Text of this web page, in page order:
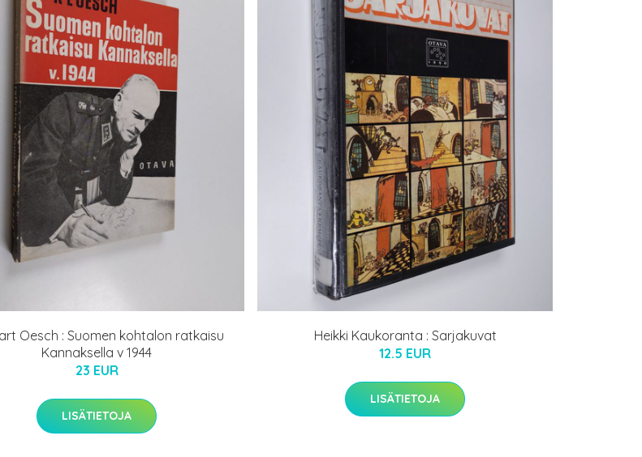
Oesch : Suomen kohtalon ratkaisu
Kannaksella v 1944
23 EUR
LISÄTIETOJA
Heikki Kaukoranta : Sarjakuvat
12.5 EUR
LISÄTIETOJA